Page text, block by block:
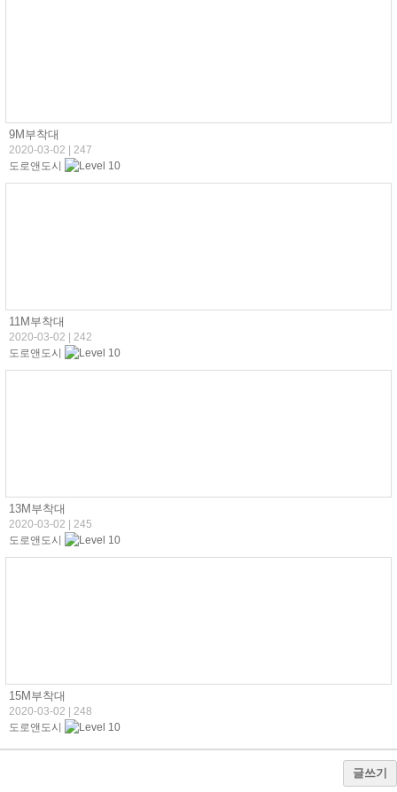
9M부착대
2020-03-02
247
도로앤도시
11M부착대
2020-03-02
242
도로앤도시
13M부착대
2020-03-02
245
도로앤도시
15M부착대
2020-03-02
248
도로앤도시
글쓰기